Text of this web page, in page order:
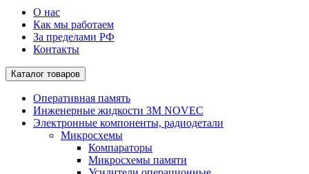
О нас
Как мы работаем
За пределами РФ
Контакты
Каталог товаров
Оперативная память
Инженерные жидкости 3M NOVEC
Электронные компоненты, радиодетали
Микросхемы
Компараторы
Микросхемы памяти